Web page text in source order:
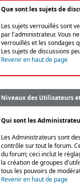
Que sont les sujets de
Les sujets verrouillés sont
par l'administrateur. Vous
verrouillés et les sondages
Les sujets de discussions
Revenir en haut de page
Niveaux des Utilisateurs
Qui sont les
Les Administrateurs sont
contrôle sur tout le forum.
du forum; ceci inclut le
la création de groupes
tous les pouvoirs de
Revenir en haut de page